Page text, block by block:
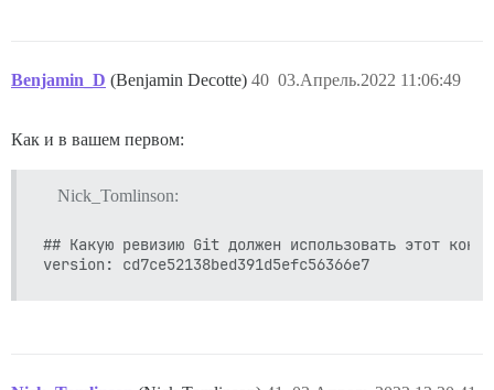
Benjamin_D (Benjamin Decotte) 03.Апрель.2022 11:06:49
40
Как и в вашем первом:
Nick_Tomlinson:
## Какую ревизию Git должен использовать этот